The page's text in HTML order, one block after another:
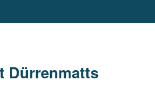
Dürrenmatts